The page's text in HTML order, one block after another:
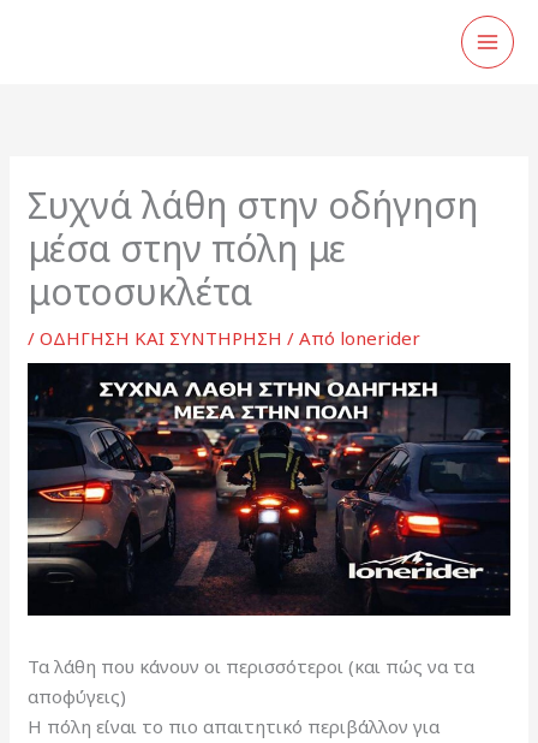
Συχνά λάθη στην οδήγηση
μέσα στην πόλη με
μοτοσυκλέτα
/ΟΔΗΓΗΣΗ ΚΑΙ ΣΥΝΤΗΡΗΣΗ / Από lonerider
Τα λάθη που κάνουν οι περισσότεροι (και πώς να τα
αποφύγεις)
Η πόλη είναι το πιο απαιτητικό περιβάλλον για